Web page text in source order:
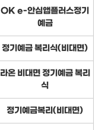
OK e-안심앱플러스정기
예금
정기예금 복리식(비대면)
라온 비대면 정기예금 복리
식
정기예금복리(비대면)